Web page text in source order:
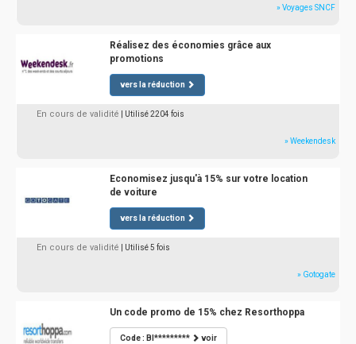
» Voyages SNCF
Réalisez des économies grâce aux
promotions
vers la réduction
En cours de validité | Utilisé 2204 fois
» Weekendesk
Economisez jusqu'à 15% sur votre location
de voiture
vers la réduction
En cours de validité | Utilisé 5 fois
» Gotogate
Un code promo de 15% chez Resorthoppa
Code : BI********* voir